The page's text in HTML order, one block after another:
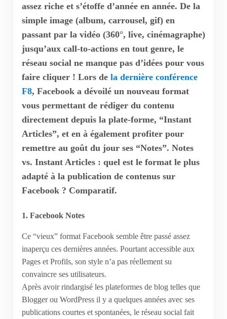
assez riche et s’étoffe d’année en année. De la
simple image (album, carrousel, gif) en
passant par la vidéo (360°, live, cinémagraphe)
jusqu’aux call-to-actions en tout genre, le
réseau social ne manque pas d’idées pour vous
faire cliquer ! Lors de la dernière conférence
F8, Facebook a dévoilé un nouveau format
vous permettant de rédiger du contenu
directement depuis la plate-forme, “Instant
Articles”, et en à également profiter pour
remettre au goût du jour ses “Notes”. Notes
vs. Instant Articles : quel est le format le plus
adapté à la publication de contenus sur
Facebook ? Comparatif.
1. Facebook Notes
Ce “vieux” format Facebook semble être passé assez
inaperçu ces dernières années. Pourtant accessible aux
Pages et Profils, son style n’a pas réellement su
convaincre ses utilisateurs.
Après avoir rindargisé les plateformes de blog telles que
Blogger ou WordPress il y a quelques années avec ses
publications courtes et spontanées, le réseau social fait